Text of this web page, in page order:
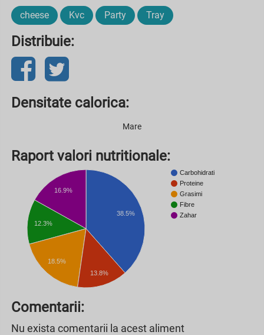
cheese Kvc Party Tray
Distribuie:
Densitate calorica:
Mare
Raport valori nutritionale:
Carbohidrati
Proteine
Grasimi
Fibre
Zahar
38.5%
16.9%
12.3%
18.5%
13.8%
Comentarii:
Nu exista comentarii la acest aliment